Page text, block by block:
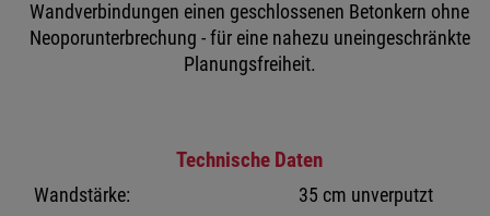
Wandverbindungen einen geschlossenen Betonkern ohne
Neoporunterbrechung - für eine nahezu uneingeschränkte
Planungsfreiheit.
Technische Daten
Wandstärke:
35 cm unverputzt